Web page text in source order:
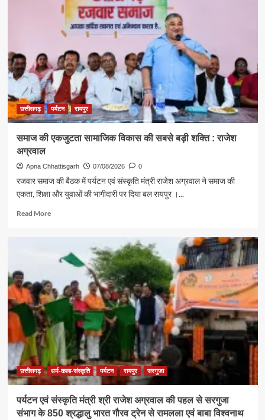
संस्कृति
मंत्री
राजेश
अग्रवाल
दिया
स्वदेशी
अपनाने
का
संदेश
छत्तीसगढ़ पर्यटन रायपुर
समाज की एकजुटता सामाजिक विकास की सबसे बड़ी शक्ति : राजेश
अग्रवाल
Apna Chhattisgarh 07/08/2026 0
रजवार समाज की बैठक में पर्यटन एवं संस्कृति मंत्री राजेश अग्रवाल ने समाज की
एकता, शिक्षा और युवाओं की भागीदारी पर दिया बल रायपुर ।...
Read MoreRead
एकजुटता
सामाजिक
विकास
की
बड़ी
शक्ति
राजेश
अग्रवाल
छत्तीसगढ़ धर्म-कला-संस्कृति पर्यटन रायपुर सरगुजा
पर्यटन एवं संस्कृति मंत्री श्री राजेश अग्रवाल की पहल से सरगुजा
संभाग के 850 श्रद्धालु भारत गौरव ट्रेन से रामलला एवं बाबा विश्वनाथ